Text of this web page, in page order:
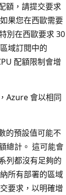
額，請提交要求
果您在西歐需要
別在西歐要求 30
域訂閱中的
配額限制會增
Azure 會以相同
的預設值可能不
總計。 這可能會
列都沒有足夠的
所有部署的區域
要求，以明確增